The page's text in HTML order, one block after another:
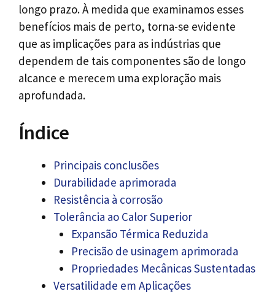
longo prazo. À medida que examinamos esses
benefícios mais de perto, torna-se evidente
que as implicações para as indústrias que
dependem de tais componentes são de longo
alcance e merecem uma exploração mais
aprofundada.
Índice
Principais conclusões
Durabilidade aprimorada
Resistência à corrosão
Tolerância ao Calor Superior
Expansão Térmica Reduzida
Precisão de usinagem aprimorada
Propriedades Mecânicas Sustentadas
Versatilidade em Aplicações